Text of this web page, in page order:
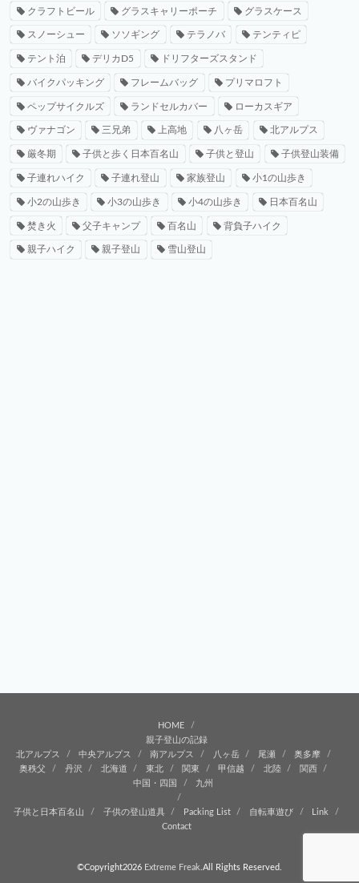
クラフトビール グラスキャリーポーチ グラスケース
スノーシュー ソソギング テラノバ テンティピ
テント泊 デリカD5 ドリフターズスタンド
バイクパッキング フレームバッグ プリマロフト
ペップサイクルズ ランドセルカバー ローカスギア
ヴァナゴン 三兄弟 上高地 八ヶ岳 北アルプス
厳冬期 子供と歩く日本百名山 子供と登山 子供登山装備
子連れハイク 子連れ登山 家族登山 小1の山歩き
小2の山歩き 小3の山歩き 小4の山歩き 日本百名山
焚き火 父子キャンプ 百名山 背負子ハイク
親子ハイク 親子登山 雪山登山
HOME
親子登山の記録
北アルプス
中央アルプス 南アルプス 八ヶ岳 尾瀬
奥多摩
奥秩父
丹沢 北海道 東北 関東 甲信越 北陸
関西
中国・四国
九州
子供と日本百名山 子供の登山道具 Packing List 自転車遊び
Link
Contact
©Copyright2026 Extreme Freak .All Rights Reserved.